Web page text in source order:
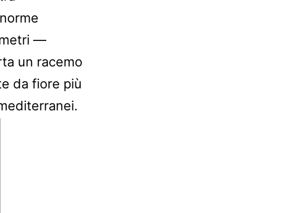
—
un racemo
da fiore più